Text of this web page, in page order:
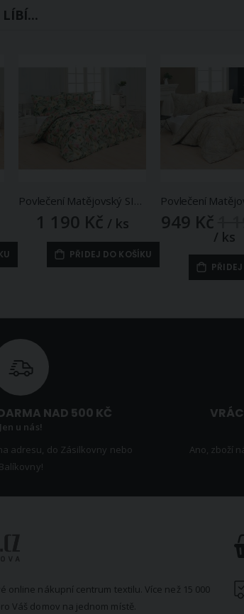
LÍBÍ...
Povlečení Matějovský SILESTIN, květinový vzor, zelené, bavlna hladká digitál, (více rozměrů)
1 190 Kč / ks
PŘIDEJ DO KOŠÍKU
949 Kč
/ ks
NAD 500 KČ
Jen u nás!
adresu, do Zásilkovny nebo
Balíkovny!
Ano, zboží
online nákupní centrum textilu. Více než 15 000
Váš domov na jednom místě.